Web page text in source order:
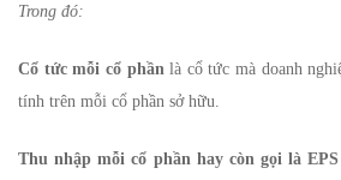
Trong đó:
Cổ tức mỗi cổ phần là cổ tức mà doanh
tính trên mỗi cổ phần sở hữu.
Thu nhập mỗi cổ phần hay còn gọi là EPS